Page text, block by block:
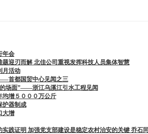
年会
迎刃而解 北佳公司重视发挥科技人员集体智慧
月活动
首都国贸中心见闻之三
场面”——浙江乌溪江引水工程见闻
均增５０００万公斤
护器制成
大增
实践证明 加强党支部建设是稳定农村治安的关键 乔石